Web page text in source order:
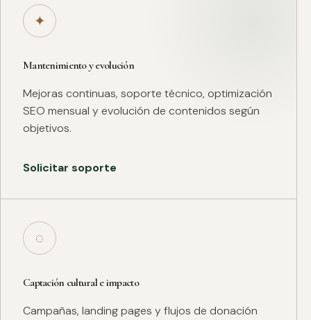
✦
Mantenimiento y evolución
Mejoras continuas, soporte técnico, optimización
SEO mensual y evolución de contenidos según
objetivos.
Solicitar soporte
◌
Captación cultural e impacto
Campañas, landing pages y flujos de donación